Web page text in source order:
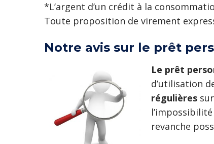
*L’argent d’un crédit à la
Toute proposition de virement
Notre avis sur le prêt
Le prêt
d’utilisation
régulières
revanche